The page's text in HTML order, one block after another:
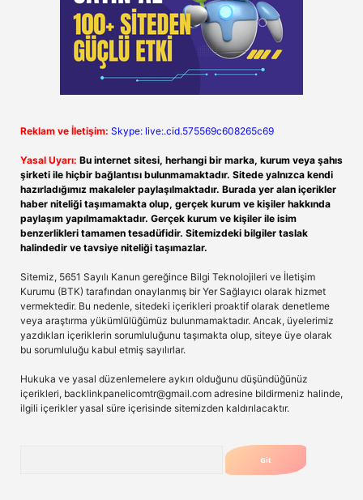
Reklam ve İletişim: Skype: live:.cid.575569c608265c69
Yasal Uyarı: Bu internet sitesi, herhangi bir marka, kurum veya şahıs
şirketi ile hiçbir bağlantısı bulunmamaktadır. Sitede yalnızca kendi
hazırladığımız makaleler paylaşılmaktadır. Burada yer alan içerikler
haber niteliği taşımamakta olup, gerçek kurum ve kişiler hakkında
paylaşım yapılmamaktadır. Gerçek kurum ve kişiler ile isim
benzerlikleri tamamen tesadüfidir. Sitemizdeki bilgiler taslak
halindedir ve tavsiye niteliği taşımazlar.
Sitemiz, 5651 Sayılı Kanun gereğince Bilgi Teknolojileri ve İletişim
Kurumu (BTK) tarafından onaylanmış bir Yer Sağlayıcı olarak hizmet
vermektedir. Bu nedenle, sitedeki içerikleri proaktif olarak denetleme
veya araştırma yükümlülüğümüz bulunmamaktadır. Ancak, üyelerimiz
yazdıkları içeriklerin sorumluluğunu taşımakta olup, siteye üye olarak
bu sorumluluğu kabul etmiş sayılırlar.
Hukuka ve yasal düzenlemelere aykırı olduğunu düşündüğünüz
içerikleri, backlinkpanelicomtr@gmail.com adresine bildirmeniz halinde,
ilgili içerikler yasal süre içerisinde sitemizden kaldırılacaktır.